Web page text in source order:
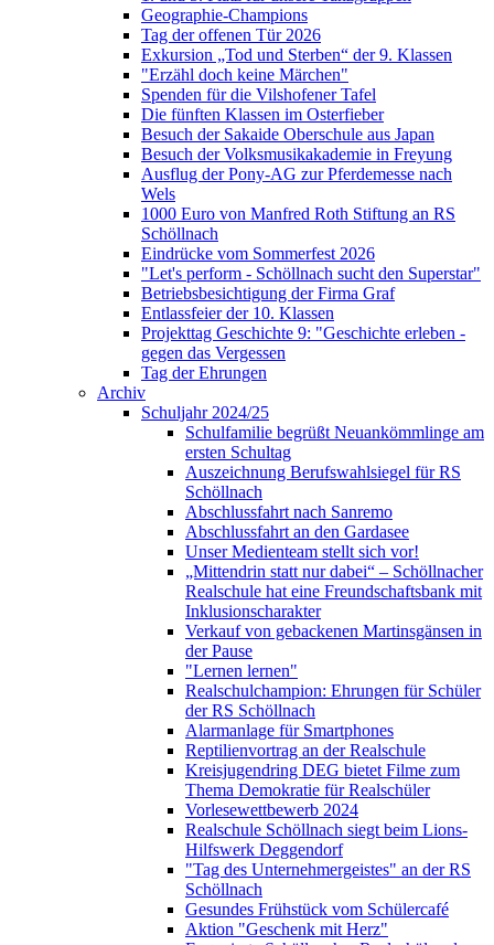
Geographie-Champions
Tag der offenen Tür 2026
Exkursion „Tod und Sterben“ der 9. Klassen
"Erzähl doch keine Märchen"
Spenden für die Vilshofener Tafel
Die fünften Klassen im Osterfieber
Besuch der Sakaide Oberschule aus Japan
Besuch der Volksmusikakademie in Freyung
Ausflug der Pony-AG zur Pferdemesse nach
Wels
1000 Euro von Manfred Roth Stiftung an RS
Schöllnach
Eindrücke vom Sommerfest 2026
"Let's perform - Schöllnach sucht den Superstar"
Betriebsbesichtigung der Firma Graf
Entlassfeier der 10. Klassen
Projekttag Geschichte 9: "Geschichte erleben -
gegen das Vergessen
Tag der Ehrungen
Archiv
Schuljahr 2024/25
Schulfamilie begrüßt Neuankömmlinge am
ersten Schultag
Auszeichnung Berufswahlsiegel für RS
Schöllnach
Abschlussfahrt nach Sanremo
Abschlussfahrt an den Gardasee
Unser Medienteam stellt sich vor!
„Mittendrin statt nur dabei“ – Schöllnacher
Realschule hat eine Freundschaftsbank mit
Inklusionscharakter
Verkauf von gebackenen Martinsgänsen in
der Pause
"Lernen lernen"
Realschulchampion: Ehrungen für Schüler
der RS Schöllnach
Alarmanlage für Smartphones
Reptilienvortrag an der Realschule
Kreisjugendring DEG bietet Filme zum
Thema Demokratie für Realschüler
Vorlesewettbewerb 2024
Realschule Schöllnach siegt beim Lions-
Hilfswerk Deggendorf
"Tag des Unternehmergeistes" an der RS
Schöllnach
Gesundes Frühstück vom Schülercafé
Aktion "Geschenk mit Herz"